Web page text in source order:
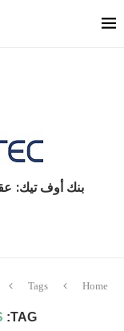
بنك أوف تيك:
Home
Tags
TAG: